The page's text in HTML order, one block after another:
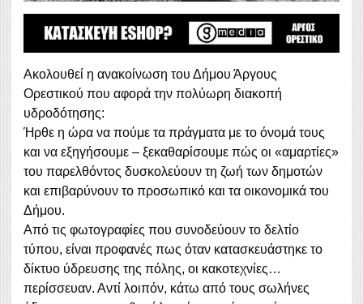
Ακολουθεί η ανακοίνωση του Δήμου Άργους
Ορεστικού που αφορά την πολύωρη διακοπή
υδροδότησης:
Ήρθε η ώρα να πούμε τα πράγματα με το όνομά τους
και να εξηγήσουμε – ξεκαθαρίσουμε πώς οι «αμαρτίες»
του παρελθόντος δυσκολεύουν τη ζωή των δημοτών
και επιβαρύνουν το προσωπικό και τα οικονομικά του
Δήμου.
Από τις φωτογραφίες που συνοδεύουν το δελτίο
τύπου, είναι προφανές πως όταν κατασκευάστηκε το
δίκτυο ύδρευσης της πόλης, οι κακοτεχνίες…
περίσσευαν. Αντί λοιπόν, κάτω από τους σωλήνες